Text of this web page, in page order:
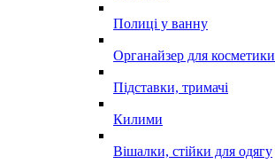
Полиці у ванну
Органайзер для косметики
Підставки, тримачі
Килими
Вішалки, стійки для одягу